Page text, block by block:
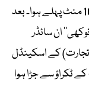
پلانٹس پر حملے روکنے کے اعلان سے تقریباً 16 منٹ پہلے ہوا۔ بعد
ان سائڈر
تجارت) کے اسکینڈل
ٹکراؤ سے جڑا ہوا